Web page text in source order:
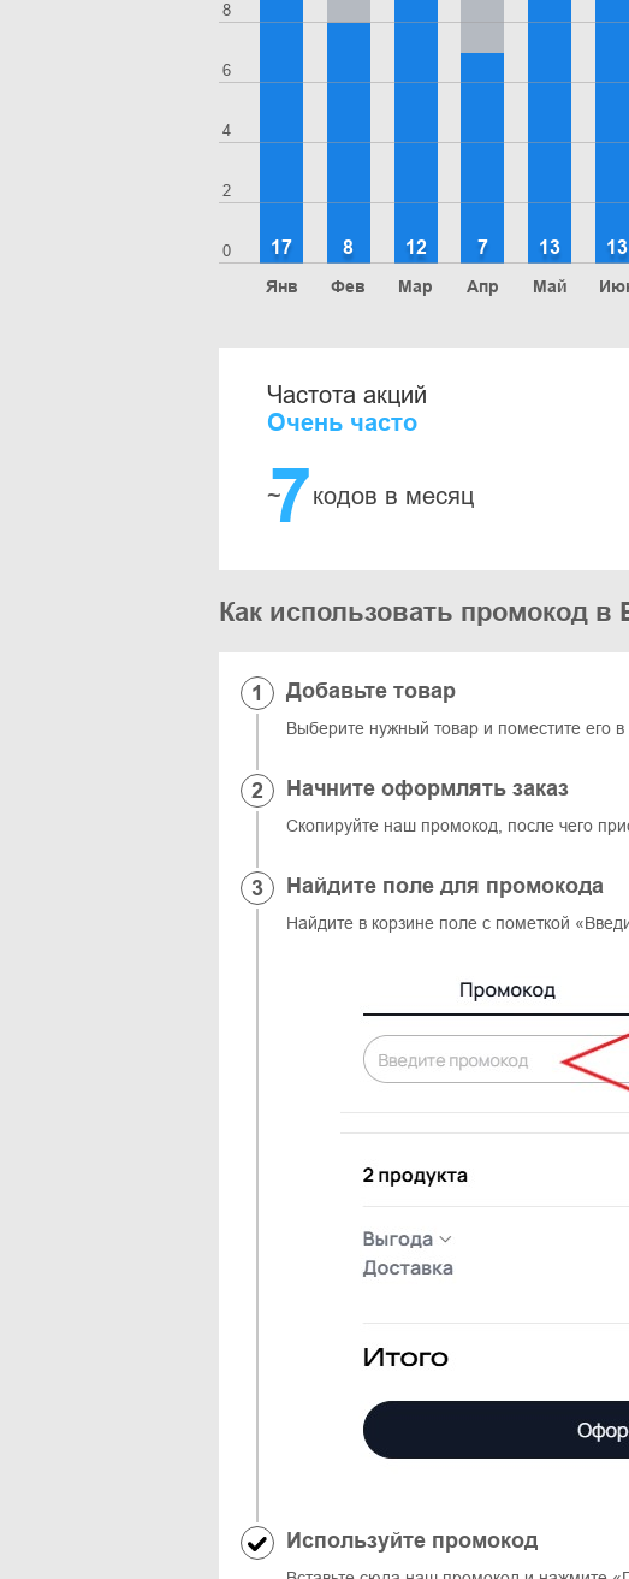
0
2
4
6
8
Янв
17
Фев
8
Мар
12
Апр
7
Май
13 13
Частота акций
Очень часто
~
7кодов в месяц
Как использовать промокод в
Добавьте товар
Выберите нужный товар и поместите его в
Начните оформлять заказ
Скопируйте наш промокод, после чего
Найдите поле для промокода
Найдите в корзине поле с пометкой
Используйте промокод